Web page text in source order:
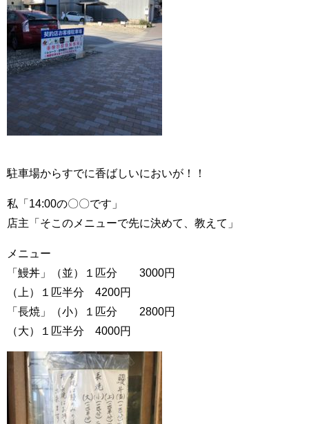
駐車場からすでに香ばしいにおいが！！
私「14:00の〇〇です」
店主「そこのメニューで先に決めて、教えて」
メニュー
「鰻丼」（並）１匹分 3000円
（上）１匹半分 4200円
「長焼」（小）１匹分 2800円
（大）１匹半分 4000円